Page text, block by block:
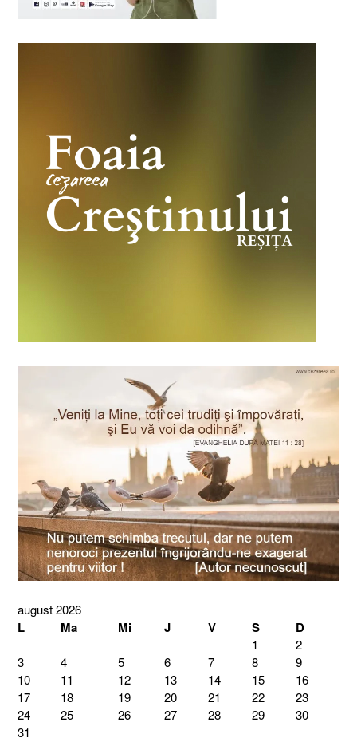
august 2026
L Ma Mi J V S D
1
2
3
4 5 6 7 8
9
10
11 12 13 14 15
16
17
18 19 20 21 22
23
24
25 26 27 28 29
30
31